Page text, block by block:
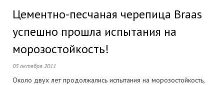
Цементно-песчаная черепица Braas
успешно прошла испытания на
морозостойкость!
05 октября 2011
Около двух лет продолжались испытания на морозостойкость,